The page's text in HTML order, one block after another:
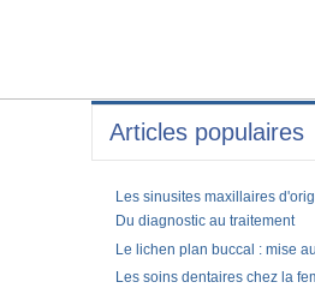
Articles populaires
Les sinusites maxillaires
Du diagnostic au traitement
Le lichen plan buccal : mise
Les soins dentaires chez la